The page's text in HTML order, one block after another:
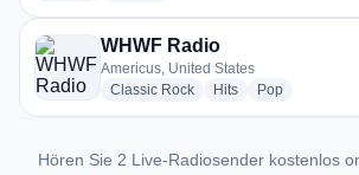
WHWF Radio
Americus, United States
Classic Rockradio stations
Hitsradio stations
Popradio stations
Hören Sie 2 Live-Radiosender kostenlos